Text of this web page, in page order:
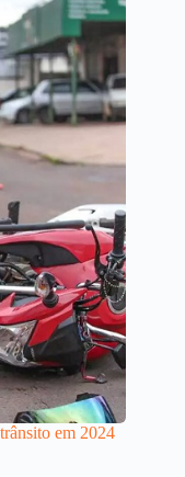
em 2024